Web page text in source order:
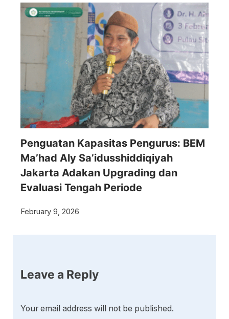
Penguatan Kapasitas Pengurus: BEM
Ma’had Aly Sa’idusshiddiqiyah
Jakarta Adakan Upgrading dan
Evaluasi Tengah Periode
February 9, 2026
Leave a Reply
Your email address will not be published.